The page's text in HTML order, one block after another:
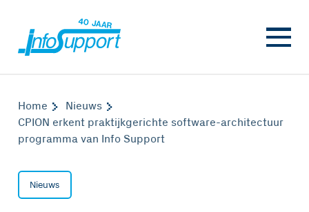
Home
Nieuws
CPION erkent praktijkgerichte software-architectuur
programma van Info Support
Nieuws